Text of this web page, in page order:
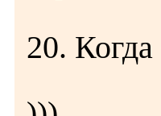
20.